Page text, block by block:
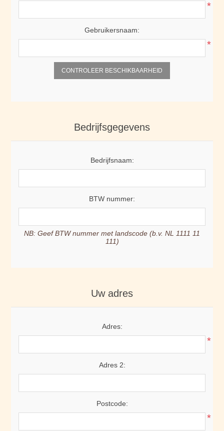
*
Gebruikersnaam:
*
CONTROLEER BESCHIKBAARHEID
Bedrijfsgegevens
Bedrijfsnaam:
BTW nummer:
NB: Geef BTW nummer met landscode (b.v. NL 1111 11
111)
Uw adres
Adres:
*
Adres 2:
Postcode:
*